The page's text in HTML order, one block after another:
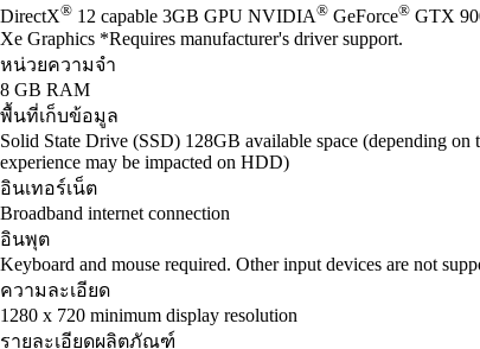
DirectX® 12 capable 3GB GPU NVIDIA® GeForce® GTX
Xe Graphics *Requires manufacturer's driver support.
หน่วยความจำ
8 GB RAM
พื้นที่เก็บข้อมูล
Solid State Drive (SSD) 128GB available space (depending on
experience may be impacted on HDD)
อินเทอร์เน็ต
Broadband internet connection
อินพุต
Keyboard and mouse required. Other input devices are not
ความละเอียด
1280 x 720 minimum display resolution
รายละเอียดผลิตภัณฑ์